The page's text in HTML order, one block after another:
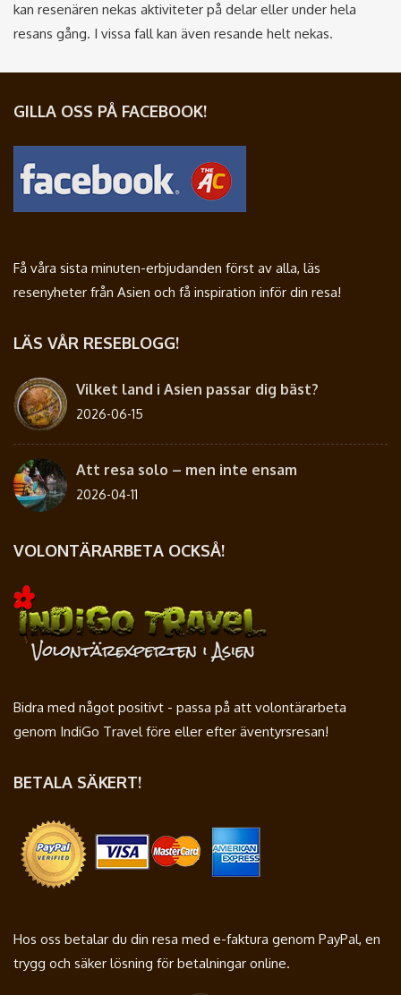
kan resenären nekas aktiviteter på delar eller under hela
resans gång. I vissa fall kan även resande helt nekas.
GILLA OSS PÅ FACEBOOK!
Få våra sista minuten-erbjudanden först av alla, läs
resenyheter från Asien och få inspiration inför din resa!
LÄS VÅR RESEBLOGG!
Vilket land i Asien passar dig bäst?
2026-06-15
Att resa solo – men inte ensam
2026-04-11
VOLONTÄRARBETA OCKSÅ!
Bidra med något positivt - passa på att volontärarbeta
genom IndiGo Travel före eller efter äventyrsresan!
BETALA SÄKERT!
Hos oss betalar du din resa med e-faktura genom PayPal, en
trygg och säker lösning för betalningar online.